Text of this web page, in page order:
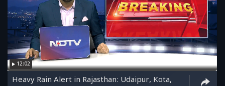
12:02
Heavy Rain Alert in Rajasthan: Udaipur, Kota,